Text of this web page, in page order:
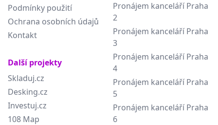
Podmínky použití
Ochrana osobních údajů
Kontakt
Další projekty
Skladuj.cz
Desking.cz
Investuj.cz
108 Map
Pronájem kanceláří Praha
2
Pronájem kanceláří Praha
3
Pronájem kanceláří Praha
4
Pronájem kanceláří Praha
5
Pronájem kanceláří Praha
6